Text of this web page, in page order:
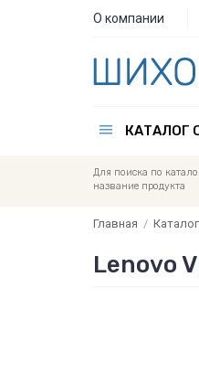
О компании
КАТАЛОГ
Для поиска по
название продукта
Главная /
Lenovo